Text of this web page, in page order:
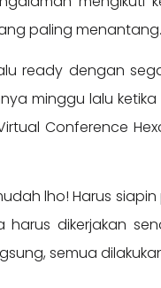
paling menantang.
ready dengan
minggu lalu ketika
Conference
lho! Harus siapin
dikerjakan
semua